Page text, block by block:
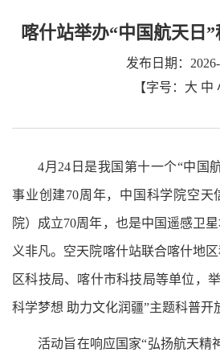
喀什站举办“中国航天日
发布日期：
【字号： 大 中
4月24日是我国第十一个“中国
事业创建70周年， 中国科学院空天
院） 成立70周年，也是中国遥感卫
义非凡。空天院喀什站联合喀什地
区科技局、喀什市科技局等单位，
科学梦想 助力文化润疆”主题科普开
活动旨在响应国家“弘扬航天精